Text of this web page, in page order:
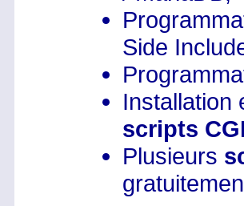
Side
Installation
scripts
Plusieurs